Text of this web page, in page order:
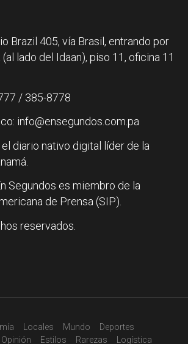
Brazil 405, vía Brasil, entrando por
(al lado del Idaan), piso 11, oficina 11
/ 385-8778
info@ensegundos.com.pa
diario nativo digital líder de la
Segundos es miembro de la
de Prensa (SIP).
reservados.
Locales Mundo
Deportes
Opinión Estilos Rarezas Logística